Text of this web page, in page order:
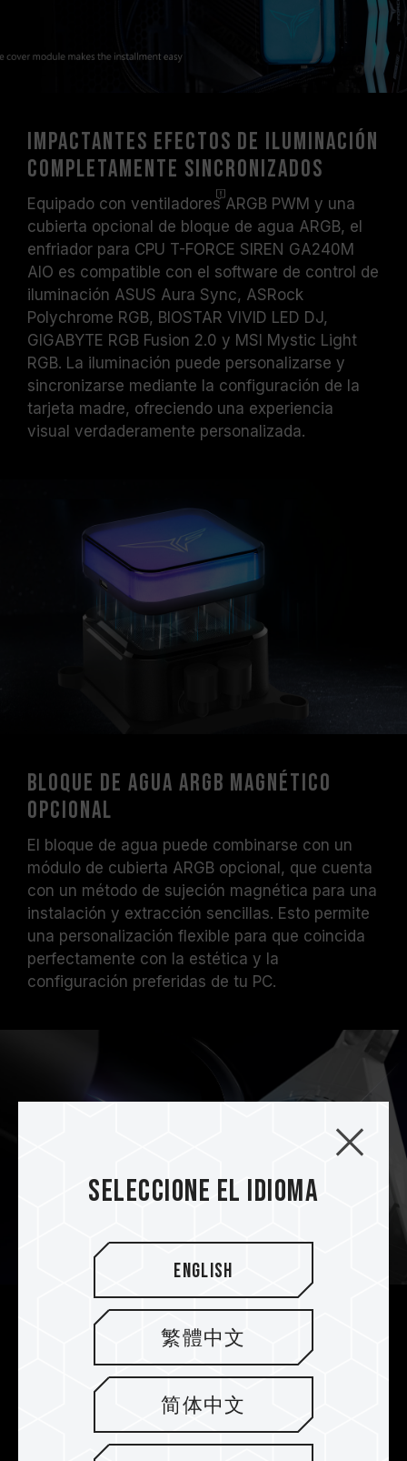
Impactantes efectos de iluminación
completamente sincronizados
Equipado con ventiladoresARGB PWM y una
cubierta opcional de bloque de agua ARGB, el
enfriador para CPU T-FORCE SIREN GA240M
AIO es compatible con el software de control de
iluminación ASUS Aura Sync, ASRock
Polychrome RGB, BIOSTAR VIVID LED DJ,
GIGABYTE RGB Fusion 2.0 y MSI Mystic Light
RGB. La iluminación puede personalizarse y
sincronizarse mediante la configuración de la
tarjeta madre, ofreciendo una experiencia
visual verdaderamente personalizada.
Bloque de agua ARGB magnético
opcional
El bloque de agua puede combinarse con un
módulo de cubierta ARGB opcional, que cuenta
con un método de sujeción magnética para una
instalación y extracción sencillas. Esto permite
una personalización flexible para que coincida
perfectamente con la estética y la
configuración preferidas de tu PC.
Enfriamiento excepcional con
solución de bomba Asetek
El enfriador para CPU T-FORCE SIREN GA240M
AIO usa la arquitectura de bomba Asetek para
proporcionar una disipación de calor
Seleccione el idioma
English
繁體中文
简体中文